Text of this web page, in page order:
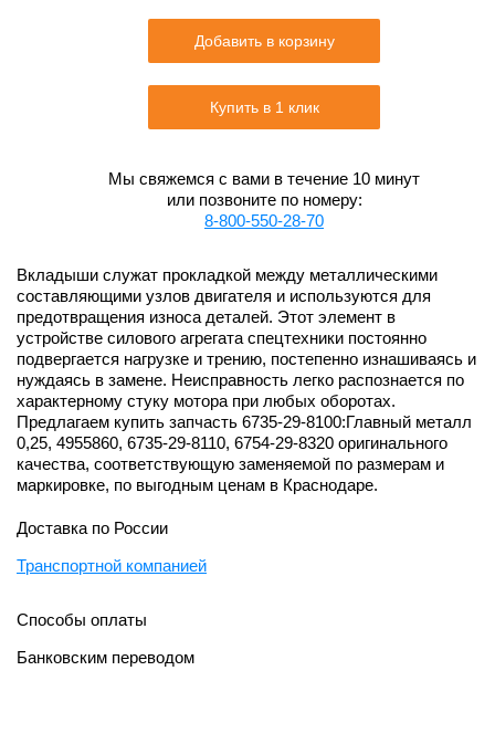
Добавить в корзину
Купить в 1 клик
Мы свяжемся с вами в течение 10 минут
или позвоните по номеру:
8-800-550-28-70
Вкладыши служат прокладкой между металлическими
составляющими узлов двигателя и используются для
предотвращения износа деталей. Этот элемент в
устройстве силового агрегата спецтехники постоянно
подвергается нагрузке и трению, постепенно изнашиваясь и
нуждаясь в замене. Неисправность легко распознается по
характерному стуку мотора при любых оборотах.
Предлагаем купить запчасть 6735-29-8100:Главный металл
0,25, 4955860, 6735-29-8110, 6754-29-8320 оригинального
качества, соответствующую заменяемой по размерам и
маркировке, по выгодным ценам в Краснодаре.
Доставка по России
Транспортной компанией
Способы оплаты
Банковским переводом